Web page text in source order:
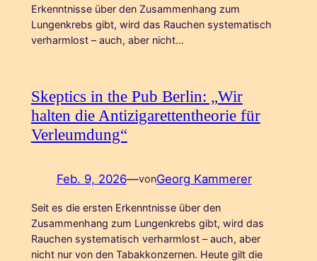
Erkenntnisse über den Zusammenhang zum
Lungenkrebs gibt, wird das Rauchen systematisch
verharmlost – auch, aber nicht…
Skeptics in the Pub Berlin: „Wir
halten die Antizigarettentheorie für
Verleumdung“
Feb. 9, 2026—vonGeorg Kammerer
Seit es die ersten Erkenntnisse über den
Zusammenhang zum Lungenkrebs gibt, wird das
Rauchen systematisch verharmlost – auch, aber
nicht nur von den Tabakkonzernen. Heute gilt die